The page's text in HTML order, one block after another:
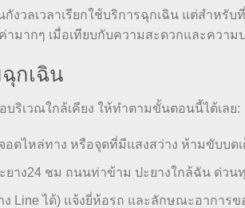
งวลเวลาเรียกใช้บริการฉุกเฉิน แต่สำหรับ
มากๆ เมื่อเทียบกับความสะดวกและความ
กเฉิน
ริเวณใกล้เคียง ให้ทำตามขั้นตอนนี้ได้เลย:
ดไหล่ทาง หรือจุดที่มีแสงสว่าง ห้ามขับบด
ยาง24 ชม ถนนท่าข้าม ปะยางใกล้ฉัน ด่วน
Line ได้) แจ้งยี่ห้อรถ และลักษณะอาการข